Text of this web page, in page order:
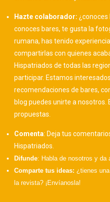
Hazte colaborador: ¿conoces
conoces bares, te gusta la
rumana, has tenido
compartirlas con quienes
Hispatriados de todas las
participar. Estamos
recomendaciones de bares,
blog puedes unirte a nosotros.
propuestas.
Comenta: Deja tus
Hispatriados.
Difunde: Habla de nosotros y da
Comparte tus ideas: ¿tienes
la revista? ¡Envíanosla!